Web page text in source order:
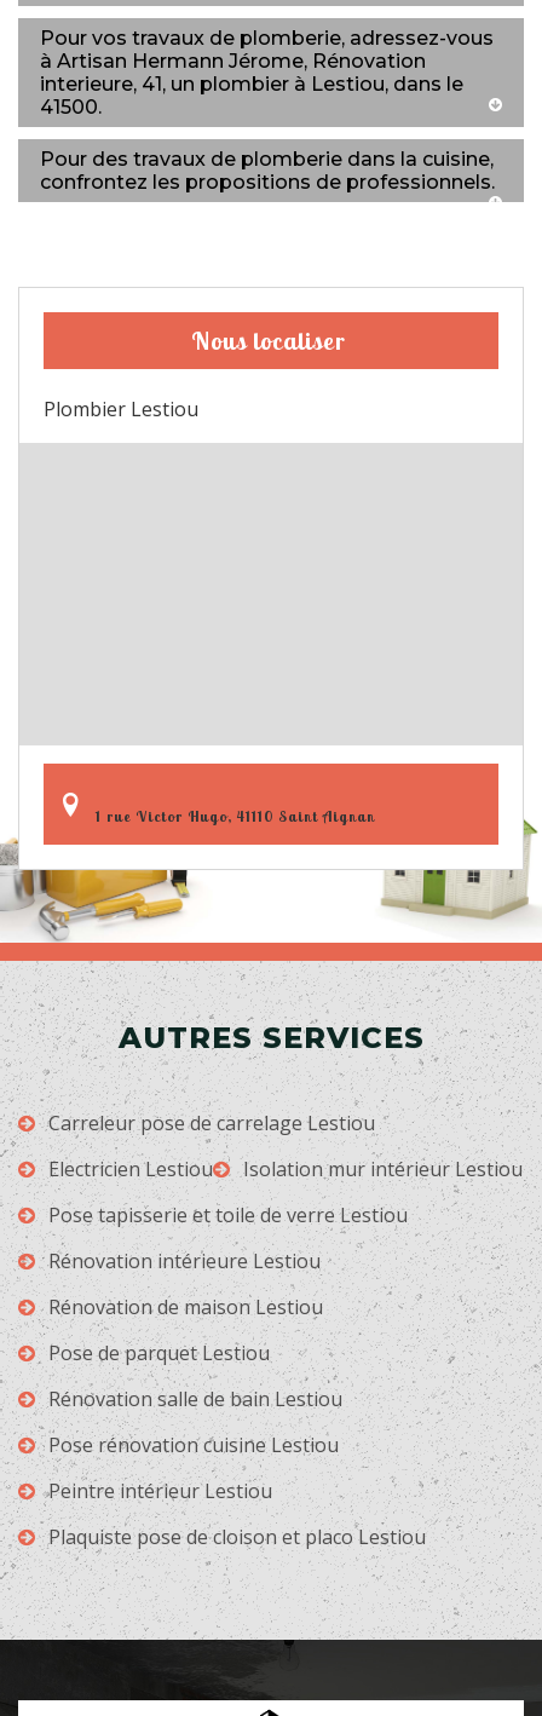
Pour vos travaux de plomberie, adressez-vous
à Artisan Hermann Jérome, Rénovation
interieure, 41, un plombier à Lestiou, dans le
41500.
Pour des travaux de plomberie dans la cuisine,
confrontez les propositions de professionnels.
Nous localiser
Plombier Lestiou
1 rue Victor Hugo, 41110 Saint Aignan
AUTRES SERVICES
Carreleur pose de carrelage Lestiou
Electricien Lestiou
Isolation mur intérieur Lestiou
Pose tapisserie et toile de verre Lestiou
Rénovation intérieure Lestiou
Rénovation de maison Lestiou
Pose de parquet Lestiou
Rénovation salle de bain Lestiou
Pose rénovation cuisine Lestiou
Peintre intérieur Lestiou
Plaquiste pose de cloison et placo Lestiou